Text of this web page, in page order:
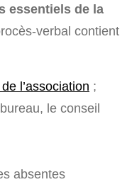
essentiels de la
verbal contient
l’association ;
le conseil
absentes